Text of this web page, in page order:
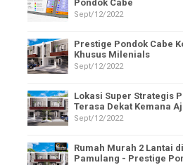
Pondok Cabe
Sept/12/2022
Prestige Pondok Cabe
Khusus Milenials
Sept/12/2022
Lokasi Super Strategis
Terasa Dekat Kemana
Sept/12/2022
Rumah Murah 2 Lantai
Pamulang - Prestige